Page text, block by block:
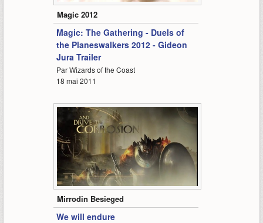
Magic 2012
Magic: The Gathering - Duels of
the Planeswalkers 2012 - Gideon
Jura Trailer
Par Wizards of the Coast
18 mai 2011
Mirrodin Besieged
We will endure